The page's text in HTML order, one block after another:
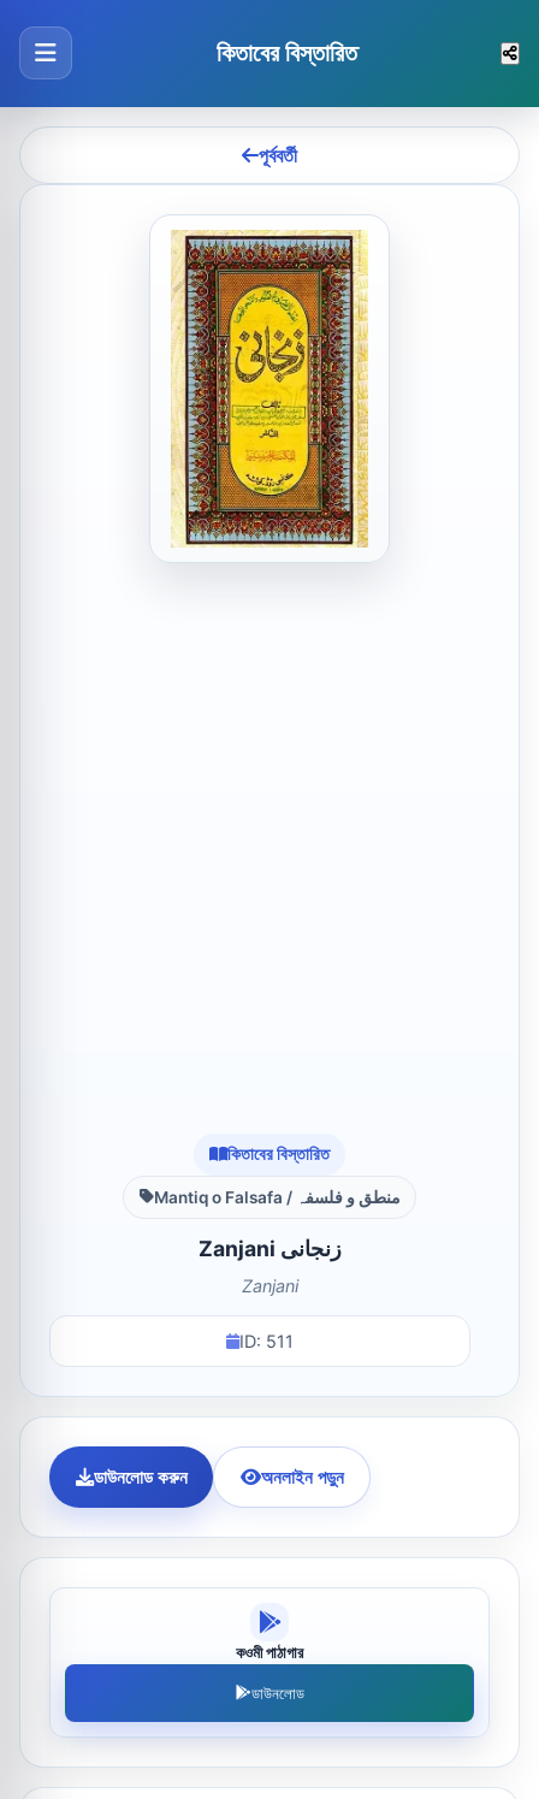
কিতাবের বিস্তারিত
পূর্ববর্তী
কিতাবের বিস্তারিত
Mantiq o Falsafa / منطق و فلسفہ
Zanjani زنجانی
Zanjani
ID: 511
ডাউনলোড করুন অনলাইন পড়ুন
কওমী পাঠাগার
ডাউনলোড